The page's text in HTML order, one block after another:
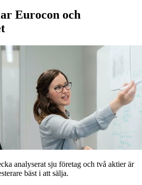
Eurocon och
analyserat sju företag och två aktier är
bäst i att sälja.